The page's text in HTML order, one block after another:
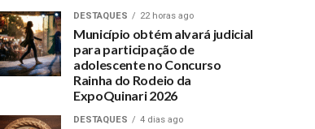
DESTAQUES 22 horas ago
Município obtém alvará judicial
para participação de
adolescente no Concurso
Rainha do Rodeio da
ExpoQuinari 2026
DESTAQUES 4 dias ago